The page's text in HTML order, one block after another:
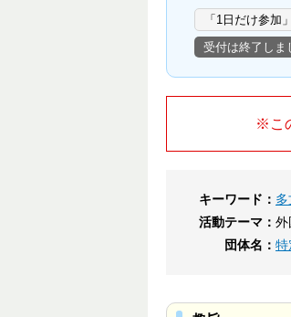
「1日だけ参加
受付は終了しま
※こ
キーワード：
活動テーマ： 外
団体名： 特